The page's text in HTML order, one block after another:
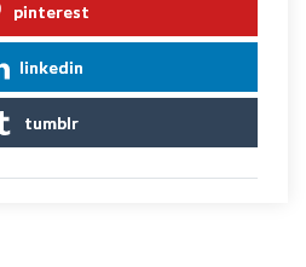
pinterest
linkedin
tumblr